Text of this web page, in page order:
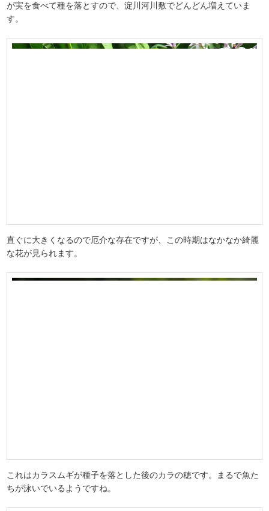
が実を食べて種を落とすので、淀川河川敷でどんどん増えていま
す。
直ぐに大きくなるので厄介な存在ですが、この時期はなかなか綺麗
な花が見られます。
これはカラスムギが種子を落とした後のカラの穂です。まるで魚た
ちが泳いでいるようですね。